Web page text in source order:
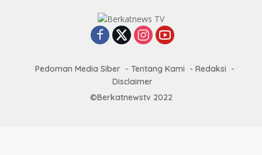
Pedoman Media Siber Tentang Kami
Redaksi
Disclaimer
©Berkatnewstv 2022